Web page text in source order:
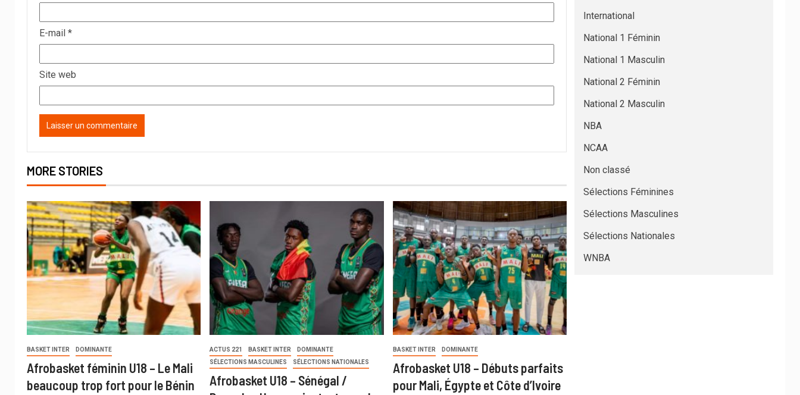
E-mail *
Site web
MORE STORIES
BASKET INTER DOMINANTE
Afrobasket féminin U18 – Le Mali
beaucoup trop fort pour le Bénin
ACTUS 221 BASKET INTER
DOMINANTE
SÉLECTIONS MASCULINES
SÉLECTIONS NATIONALES
Afrobasket U18 – Sénégal /
BASKET INTER DOMINANTE
Afrobasket U18 – Débuts parfaits
pour Mali, Égypte et Côte d’Ivoire
International
National 1 Féminin
National 1 Masculin
National 2 Féminin
National 2 Masculin
NBA
NCAA
Non classé
Sélections Féminines
Sélections Masculines
Sélections Nationales
WNBA